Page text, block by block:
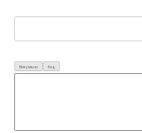
Визуально Код